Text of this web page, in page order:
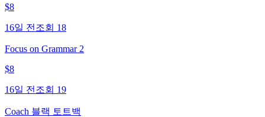
$8
16일 전 조회 18
Focus on Grammar 2
$8
16일 전 조회 19
Coach 블랙 토트백